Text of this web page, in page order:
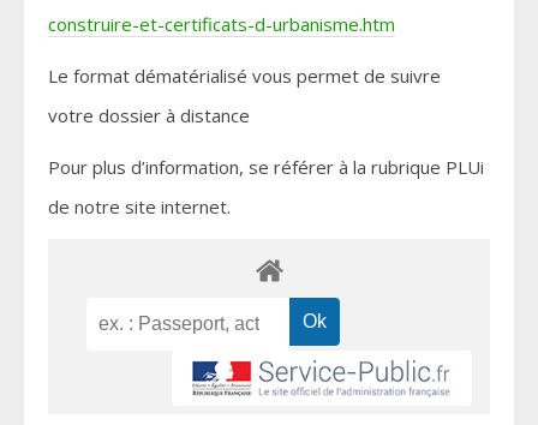
construire-et-certificats-d-urbanisme.htm
Le format dématérialisé vous permet de suivre
votre dossier à distance
Pour plus d’information, se référer à la rubrique PLUi
de notre site internet.